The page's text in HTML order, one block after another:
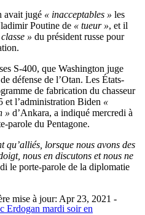
avait jugé « inacceptables » les
Poutine de « tueur », et il
» du président russe pour
S-400, que Washington juge
défense de l’Otan. Les États-
de fabrication du chasseur
et l’administration Biden «
» d’Ankara, a indiqué mercredi à
parole du Pentagone.
qu’alliés, lorsque nous avons des
nous en discutons et nous ne
le porte-parole de la diplomatie
Erdogan mardi soir en
mise à jour: Apr 23, 2021 -